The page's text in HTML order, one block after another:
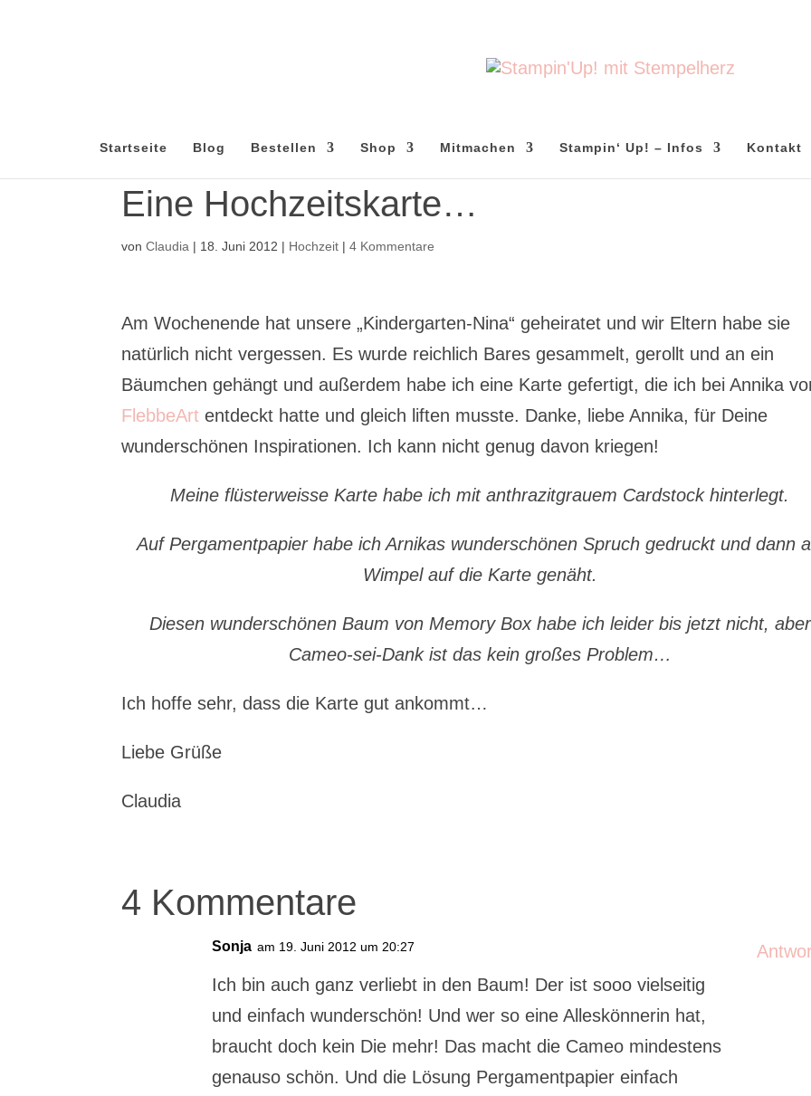
Startseite Blog Bestellen Shop Mitmachen Stampin‘ Up! – Infos Kontakt
Eine Hochzeitskarte…
vonClaudia | 18. Juni 2012 | Hochzeit |4 Kommentare
Am Wochenende hat unsere „Kindergarten-Nina“ geheiratet und wir Eltern habe sie
natürlich nicht vergessen. Es wurde reichlich Bares gesammelt, gerollt und an ein
Bäumchen gehängt und außerdem habe ich eine Karte gefertigt, die ich bei Annika
FlebbeArt entdeckt hatte und gleich liften musste. Danke, liebe Annika, für Deine
wunderschönen Inspirationen. Ich kann nicht genug davon kriegen!
Meine flüsterweisse Karte habe ich mit anthrazitgrauem Cardstock hinterlegt.
Auf Pergamentpapier habe ich Arnikas wunderschönen Spruch gedruckt und dann
Wimpel auf die Karte genäht.
Diesen wunderschönen Baum von Memory Box habe ich leider bis jetzt nicht, aber
Cameo-sei-Dank ist das kein großes Problem…
Ich hoffe sehr, dass die Karte gut ankommt…
Liebe Grüße
Claudia
4 Kommentare
Sonja am 19. Juni 2012 um 20:27
Ich bin auch ganz verliebt in den Baum! Der ist sooo vielseitig
und einfach wunderschön! Und wer so eine Alleskönnerin hat,
braucht doch kein Die mehr! Das macht die Cameo mindestens
genauso schön. Und die Lösung Pergamentpapier einfach